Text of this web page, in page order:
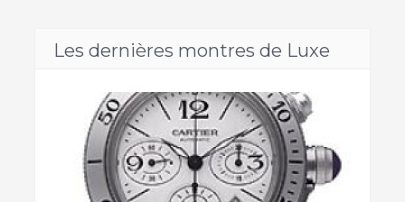
Les dernières montres de Luxe